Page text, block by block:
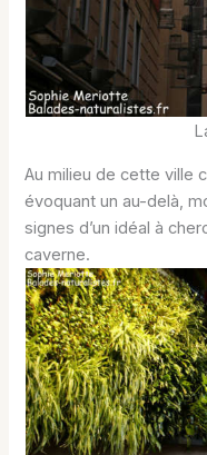
Au milieu de cette ville
évoquant un au-delà,
signes d’un idéal à
caverne.